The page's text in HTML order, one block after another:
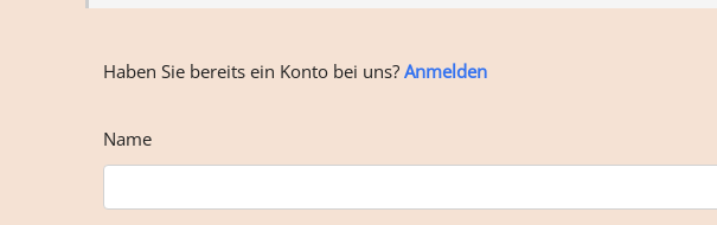
Haben Sie bereits ein Konto bei uns? Anmelden
Name